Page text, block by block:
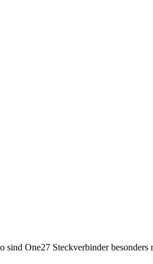
One27 Steckverbinder besonders